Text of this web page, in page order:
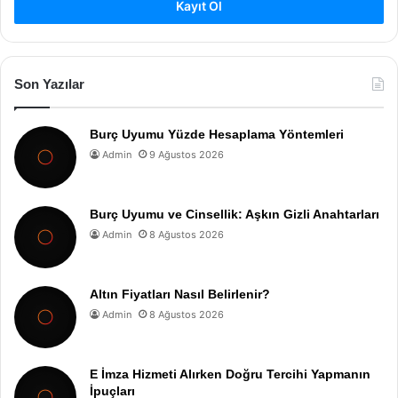
Kayıt Ol
Son Yazılar
Burç Uyumu Yüzde Hesaplama Yöntemleri
Admin 9 Ağustos 2026
Burç Uyumu ve Cinsellik: Aşkın Gizli Anahtarları
Admin 8 Ağustos 2026
Altın Fiyatları Nasıl Belirlenir?
Admin 8 Ağustos 2026
E İmza Hizmeti Alırken Doğru Tercihi Yapmanın
İpuçları